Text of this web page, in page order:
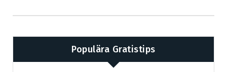
Populära Gratistips